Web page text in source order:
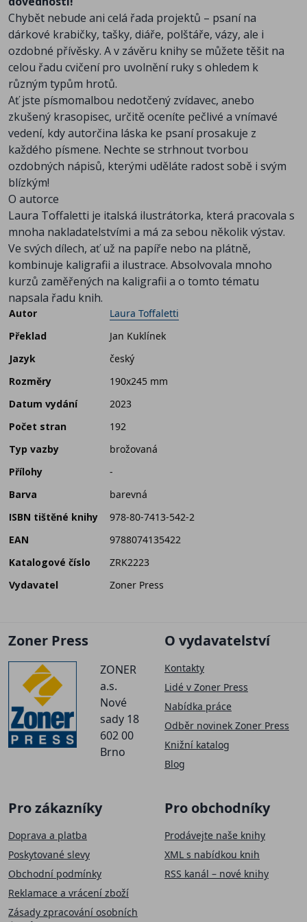
Chybět nebude ani celá řada projektů – psaní na
dárkové krabičky, tašky, diáře, polštáře, vázy, ale i
ozdobné přívěsky. A v závěru knihy se můžete těšit na
celou řadu cvičení pro uvolnění ruky s ohledem k
různým typům hrotů.
Ať jste písmomalbou nedotčený zvídavec, anebo
zkušený krasopisec, určitě oceníte pečlivé a vnímavé
vedení, kdy autorčina láska ke psaní prosakuje z
každého písmene. Nechte se strhnout tvorbou
ozdobných nápisů, kterými uděláte radost sobě i svým
blízkým!
O autorce
Laura Toffaletti je italská ilustrátorka, která pracovala s
mnoha nakladatelstvími a má za sebou několik výstav.
Ve svých dílech, ať už na papíře nebo na plátně,
kombinuje kaligrafii a ilustrace. Absolvovala mnoho
kurzů zaměřených na kaligrafii a o tomto tématu
napsala řadu knih.
Autor
Laura Toffaletti
Překlad
Jan Kuklínek
Jazyk
český
Rozměry
190x245 mm
Datum vydání
2023
Počet stran
192
Typ vazby
brožovaná
Přílohy
-
Barva
barevná
ISBN tištěné knihy
978-80-7413-542-2
EAN
9788074135422
Katalogové číslo
ZRK2223
Vydavatel
Zoner Press
Zoner Press
ZONER
a.s.
Nové
sady 18
602 00
Brno
O vydavatelství
Kontakty
Lidé v Zoner Press
Nabídka práce
Odběr novinek Zoner Press
Knižní katalog
Blog
Pro zákazníky
Doprava a platba
Poskytované slevy
Obchodní podmínky
Reklamace a vrácení zboží
Zásady zpracování osobních
Pro obchodníky
Prodávejte naše knihy
XML s nabídkou knih
RSS kanál – nové knihy